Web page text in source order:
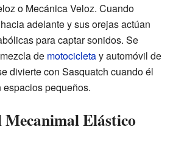
o Mecánica Veloz. Cuando
adelante y sus orejas actúan
para captar sonidos. Se
de motocicletay automóvil de
divierte con Sasquatch cuando él
espacios pequeños.
Elástico